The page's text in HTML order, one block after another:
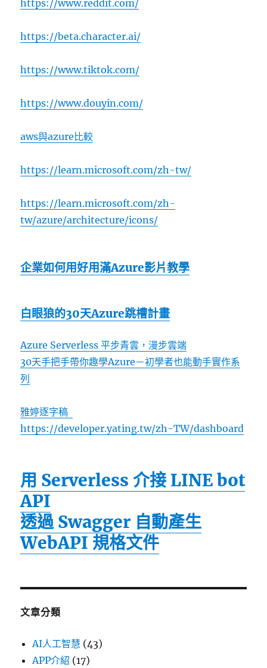
https://www.reddit.com/
https://beta.character.ai/
https://www.tiktok.com/
https://www.douyin.com/
aws與azure比較
https://learn.microsoft.com/zh-tw/
https://learn.microsoft.com/zh-
tw/azure/architecture/icons/
企業如何用好用滿Azure影片教學
白眼狼的30天Azure跳槽計畫
Azure Serverless 平步青雲，漫步雲端
30天手把手帶你趣學Azure－初學者也能動手實作系
列
雅婷逐字稿
https://developer.yating.tw/zh-TW/dashboard
用 Serverless 介接 LINE bot
API
透過 Swagger 自動產生
WebAPI 規格文件
文章分類
AI人工智慧 (43)
APP介紹 (17)